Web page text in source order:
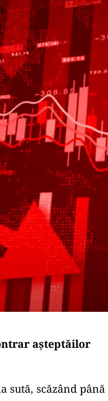
așteptăilor
sută, scăzând până